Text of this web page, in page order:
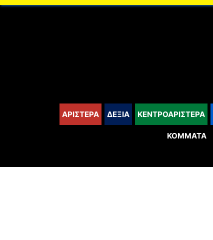
content
ΑΡΙΣΤΕΡΑ ΔΕΞΙΑ ΚΕΝΤΡΟΑΡΙΣΤΕΡΑ
ΚΌΜΜΑΤΑ